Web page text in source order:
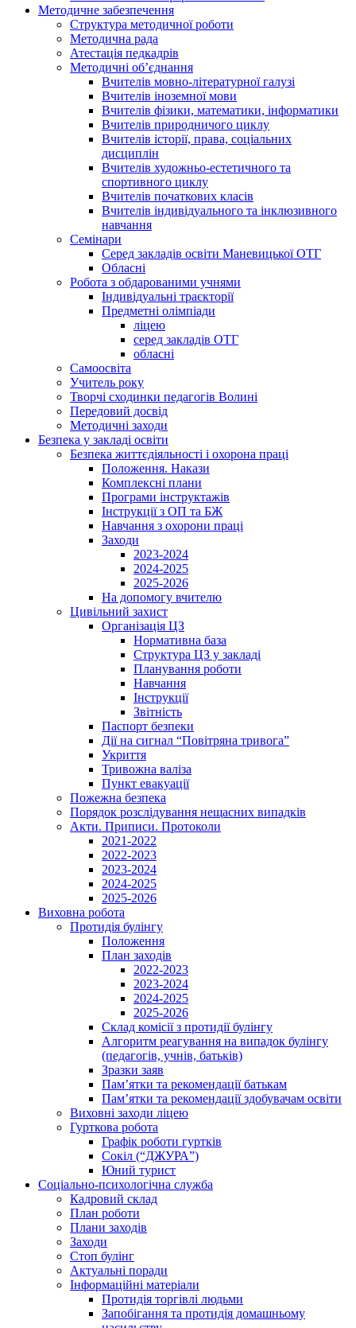
Методичне забезпечення
Структура методичної роботи
Методична рада
Атестація педкадрів
Методичні об’єднання
Вчителів мовно-літературної галузі
Вчителів іноземної мови
Вчителів фізики, математики, інформатики
Вчителів природничого циклу
Вчителів історії, права, соціальних
дисциплін
Вчителів художньо-естетичного та
спортивного циклу
Вчителів початкових класів
Вчителів індивідуального та інклюзивного
навчання
Семінари
Серед закладів освіти Маневицької ОТГ
Обласні
Робота з обдарованими учнями
Індивідуальні траєкторії
Предметні олімпіади
ліцею
серед закладів ОТГ
обласні
Самоосвіта
Учитель року
Творчі сходинки педагогів Волині
Передовий досвід
Методичні заходи
Безпека у закладі освіти
Безпека життєдіяльності і охорона праці
Положення. Накази
Комплексні плани
Програми інструктажів
Інструкції з ОП та БЖ
Навчання з охорони праці
Заходи
2023-2024
2024-2025
2025-2026
На допомогу вчителю
Цивільний захист
Організація ЦЗ
Нормативна база
Структура ЦЗ у закладі
Планування роботи
Навчання
Інструкції
Звітність
Паспорт безпеки
Дії на сигнал “Повітряна тривога”
Укриття
Тривожна валіза
Пункт евакуації
Пожежна безпека
Порядок розслідування нещасних випадків
Акти. Приписи. Протоколи
2021-2022
2022-2023
2023-2024
2024-2025
2025-2026
Виховна робота
Протидія булінгу
Положення
План заходів
2022-2023
2023-2024
2024-2025
2025-2026
Склад комісії з протидії булінгу
Алгоритм реагування на випадок булінгу
(педагогів, учнів, батьків)
Зразки заяв
Пам’ятки та рекомендації батькам
Пам’ятки та рекомендації здобувачам освіти
Виховні заходи ліцею
Гурткова робота
Графік роботи гуртків
Сокіл (“ДЖУРА”)
Юний турист
Соціально-психологічна служба
Кадровий склад
План роботи
Плани заходів
Заходи
Стоп булінг
Актуальні поради
Інформаційні матеріали
Протидія торгівлі людьми
Запобігання та протидія домашньому